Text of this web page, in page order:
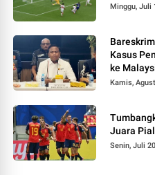
Minggu, Juli
Kasus
ke
Kamis,
Juara
Senin, Juli